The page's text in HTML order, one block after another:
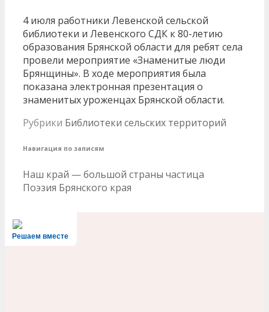
4 июля работники Левенской сельской
библиотеки и Левенского СДК к 80-летию
образования Брянской области для ребят села
провели мероприятие «Знаменитые люди
Брянщины». В ходе мероприятия была
показана электронная презентация о
знаменитых уроженцах Брянской области.
Рубрики Библиотеки сельских территорий
Навигация по записям
Наш край — большой страны частица
Поэзия Брянского края
Решаем вместе